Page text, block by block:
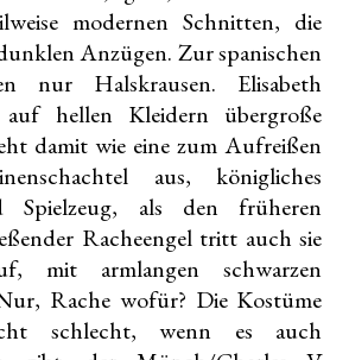
modernen Schnitten, die
Anzügen. Zur spanischen
nur Halskrausen. Elisabeth
hellen Kleidern übergroße
damit wie eine zum Aufreißen
aus, königliches
Spielzeug, als den früheren
Racheengel tritt auch sie
mit armlangen schwarzen
Rache wofür? Die Kostüme
schlecht, wenn es auch